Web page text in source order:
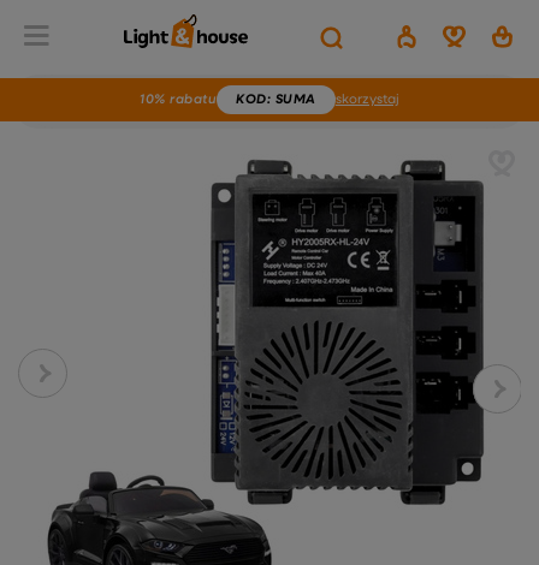
10% rabatu KOD: SUMA skorzystaj